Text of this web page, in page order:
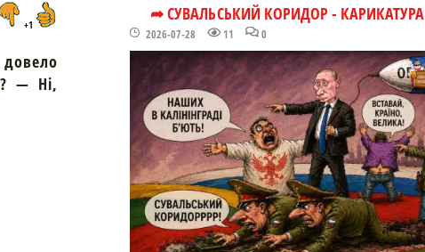
+1
— Ні,
➦ СУВАЛЬСЬКИЙ КОРИДОР - КАРИКАТУРА
2026-07-28 11 0